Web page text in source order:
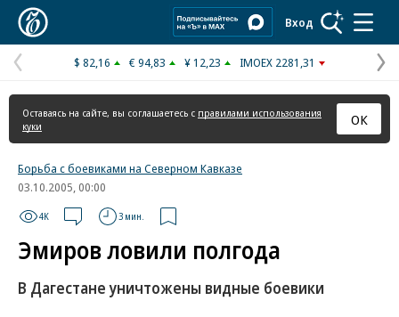
Вход
Предыдущая
страница
$ 82,16 € 94,83 ¥ 12,23 IMOEX 2281,31
Оставаясь на сайте, вы соглашаетесь с правилами использования
куки
ОК
Борьба с боевиками на Северном Кавказе
03.10.2005, 00:00
4K 3 мин.
Эмиров ловили полгода
В Дагестане уничтожены видные боевики